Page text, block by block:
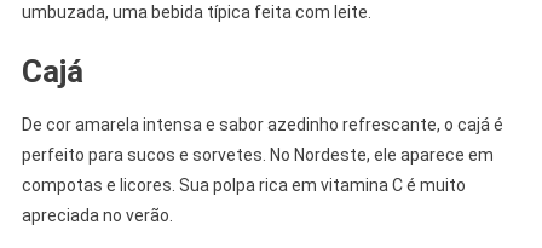
umbuzada, uma bebida típica feita com leite.
Cajá
De cor amarela intensa e sabor azedinho refrescante, o cajá é
perfeito para sucos e sorvetes. No Nordeste, ele aparece em
compotas e licores. Sua polpa rica em vitamina C é muito
apreciada no verão.